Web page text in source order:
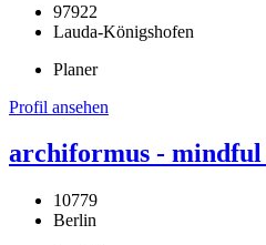
97922
Lauda-Königshofen
Planer
Profil ansehen
archiformus -
10779
Berlin